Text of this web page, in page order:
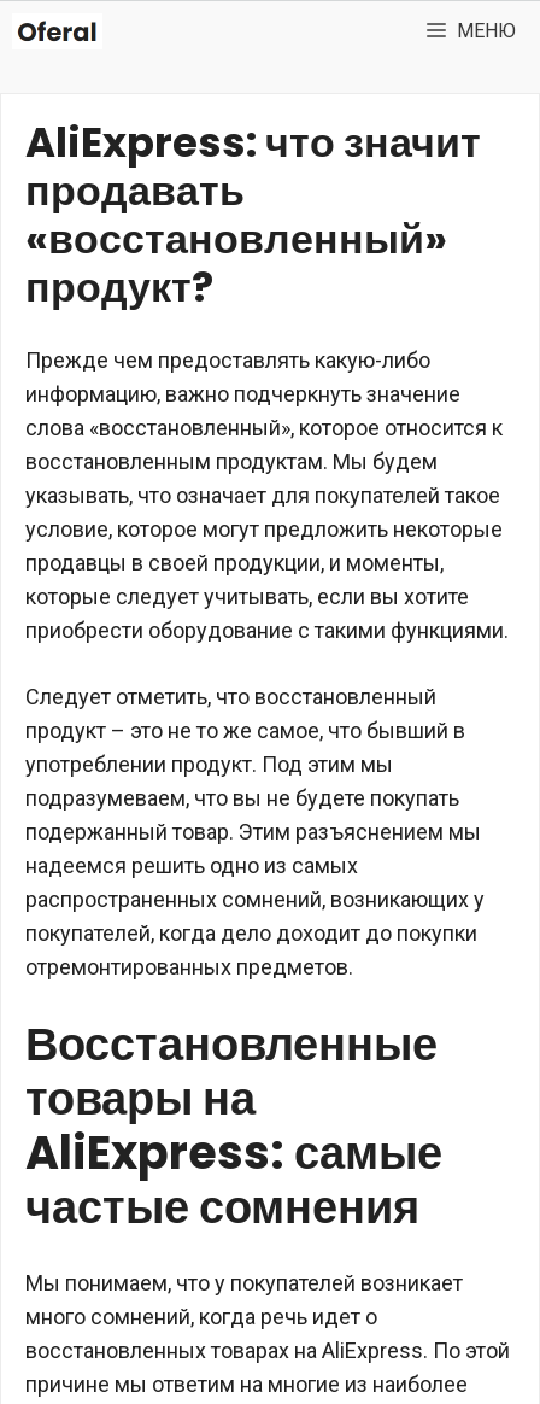
Перейти
МЕНЮ
AliExpress: что значит
продавать
«восстановленный»
продукт?
Прежде чем предоставлять какую-либо
информацию, важно подчеркнуть значение
слова «восстановленный», которое относится к
восстановленным продуктам. Мы будем
указывать, что означает для покупателей такое
условие, которое могут предложить некоторые
продавцы в своей продукции, и моменты,
которые следует учитывать, если вы хотите
приобрести оборудование с такими функциями.
Следует отметить, что восстановленный
продукт – это не то же самое, что бывший в
употреблении продукт. Под этим мы
подразумеваем, что вы не будете покупать
подержанный товар. Этим разъяснением мы
надеемся решить одно из самых
распространенных сомнений, возникающих у
покупателей, когда дело доходит до покупки
отремонтированных предметов.
Восстановленные
товары на
AliExpress: самые
частые сомнения
Мы понимаем, что у покупателей возникает
много сомнений, когда речь идет о
восстановленных товарах на AliExpress. По этой
причине мы ответим на многие из наиболее